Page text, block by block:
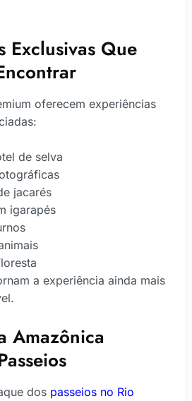
Exclusivas Que
oferecem experiências
de selva
jacarés
igarapés
a experiência ainda mais
Amazônica
dos passeios no Rio